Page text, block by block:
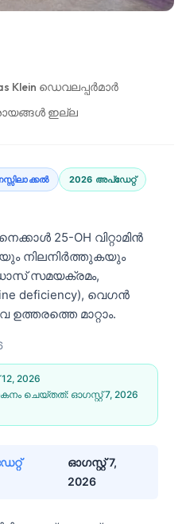
Klein ഡെവലപ്പർമാർ
ഇല്ല
2026 അപ്‌ഡേറ്റ്
25-OH വിറ്റാമിൻ
നിലനിർത്തുകയും
സമയക്രമം,
deficiency), വെഗൻ
ഉത്തരത്തെ മാറ്റാം.
2026
ചെയ്തത്: ഓഗസ്റ്റ്‌ 7, 2026
ഓഗസ്റ്റ്‌ 7,
2026